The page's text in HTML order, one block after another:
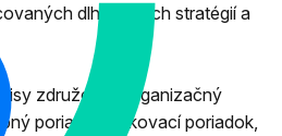
dlhodobých stratégií a
združenia (organizačný
poriadok, rokovací poriadok,